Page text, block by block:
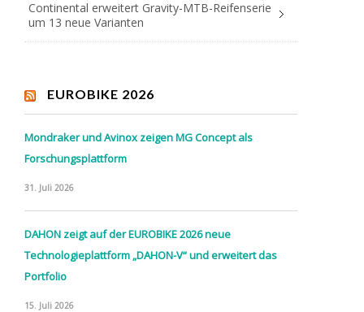
Continental erweitert Gravity-MTB-Reifenserie
um 13 neue Varianten
EUROBIKE 2026
Mondraker und Avinox zeigen MG Concept als
Forschungsplattform
31. Juli 2026
DAHON zeigt auf der EUROBIKE 2026 neue
Technologieplattform „DAHON-V“ und erweitert das
Portfolio
15. Juli 2026